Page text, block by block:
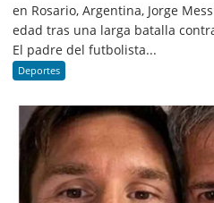
en Rosario, Argentina, Jorge
edad tras una larga batalla
El padre del futbolista...
Deportes